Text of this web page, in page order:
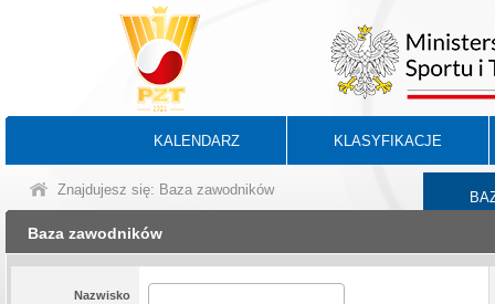
KALENDARZ KLASYFIKACJE
Znajdujesz się: Baza zawodników
Baza zawodników
Nazwisko